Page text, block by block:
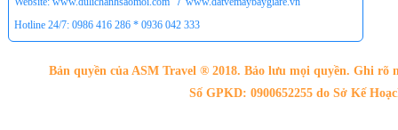
Hotline 24/7: 0986 416 286 * 0936 042 333
Bản quyền của ASM Travel ® 2018. Bảo lưu mọi quyền. Ghi
Số GPKD: 0900652255 do Sở Kế